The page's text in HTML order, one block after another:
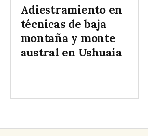
Adiestramiento en
técnicas de baja
montaña y monte
austral en Ushuaia